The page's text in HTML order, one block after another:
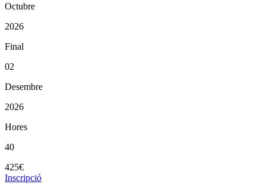
Octubre
2026
Final
02
Desembre
2026
Hores
40
425€
Inscripció